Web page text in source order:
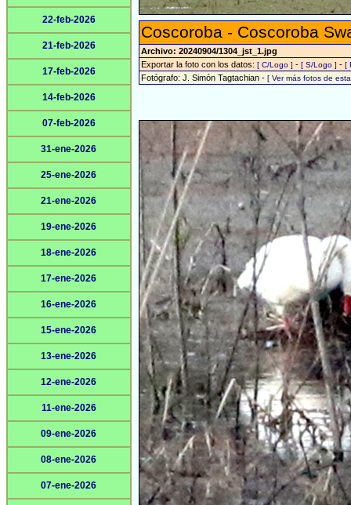
22-feb-2026
21-feb-2026
17-feb-2026
14-feb-2026
07-feb-2026
31-ene-2026
25-ene-2026
21-ene-2026
19-ene-2026
18-ene-2026
17-ene-2026
16-ene-2026
15-ene-2026
13-ene-2026
12-ene-2026
11-ene-2026
09-ene-2026
08-ene-2026
07-ene-2026
Coscoroba - Coscoroba
Archivo: 20240904/1304_jst_1.jpg
Exportar la foto con los datos: [ C/Logo ] - [ S/Logo ] - [
Fotógrafo: J. Simón Tagtachian - [ Ver más fotos de